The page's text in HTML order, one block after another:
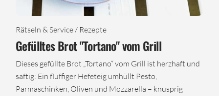
Rätseln & Service / Rezepte
Gefülltes Brot "Tortano" vom Grill
Dieses gefüllte Brot „Tortano“ vom Grill ist herzhaft und
saftig: Ein fluffiger Hefeteig umhüllt Pesto,
Parmaschinken, Oliven und Mozzarella – knusprig